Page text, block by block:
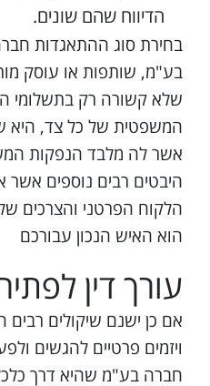
הדיווח שהם שונים.
בחירת סוג ההתאגדות
בע"מ, שותפות או עוסק
שלא קשורה רק בתשלומי
המשפטית של כל צד, היא
אשר לה מלבד הנפקות
היבטים רבים נוספים אשר
הלקוח הפרטני והצרכים
הוא האיש הנכון עבורכם
עורך דין
אם כן ישנם שיקולים
ויזמים פרטיים להגשים
חברה בע"מ שהיא דרך